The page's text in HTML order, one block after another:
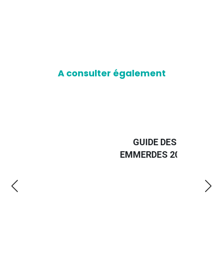
A consulter également
EMMERDES 2025